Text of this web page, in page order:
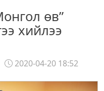
өв”
хийлээ
2020-04-20 18:52